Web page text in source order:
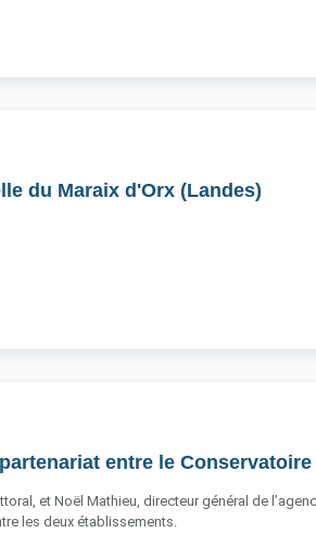
du Maraix d'Orx (Landes)
entre le
et Noël Mathieu, directeur général de
les deux établissements.